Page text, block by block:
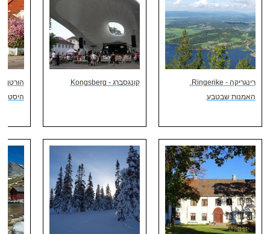
רינגריקה - Ringerike.
האמנות שבטבע
קונגסברג - Kongsberg
הורטן